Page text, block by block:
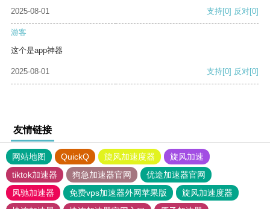
2025-08-01 支持[0] 反对[0]
游客
这个是app神器
2025-08-01 支持[0] 反对[0]
友情链接
网站地图 QuickQ 旋风加速度器
旋风加速
tiktok加速器
狗急加速器官网
优途加速器官网
风驰加速器
免费vps加速器外网苹果版
旋风加速度器